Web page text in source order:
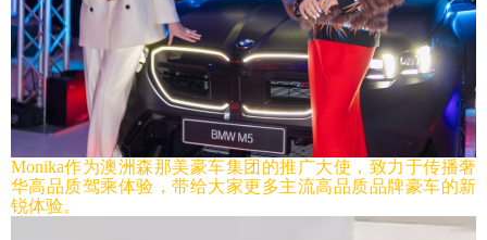
Monika作为澳洲森那美豪车集团的推广大使，致力于传播奢
华高品质驾乘体验，带给大家更多主流高品质品牌豪车的新
锐体验。